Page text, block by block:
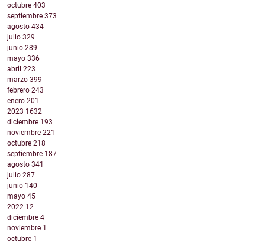
octubre 403
septiembre 373
agosto 434
julio 329
junio 289
mayo 336
abril 223
marzo 399
febrero 243
enero 201
2023 1632
diciembre 193
noviembre 221
octubre 218
septiembre 187
agosto 341
julio 287
junio 140
mayo 45
2022 12
diciembre 4
noviembre 1
octubre 1